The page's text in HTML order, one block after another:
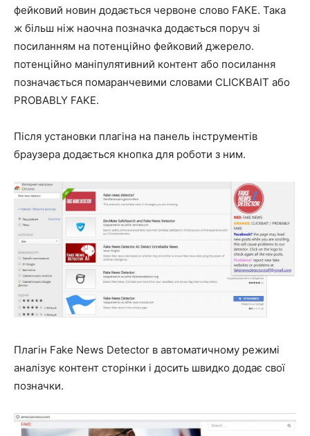
фейковий новин додається червоне слово FAKE. Така
ж більш ніж наочна позначка додається поруч зі
посиланням на потенційно фейковий джерело.
потенційно маніпулятивний контент або посилання
позначається помаранчевими словами CLICKBAIT або
PROBABLY FAKE.
Після установки плагіна на панель інструментів
браузера додається кнопка для роботи з ним.
Плагін Fake News Detector в автоматичному режимі
аналізує контент сторінки і досить швидко додає свої
позначки.